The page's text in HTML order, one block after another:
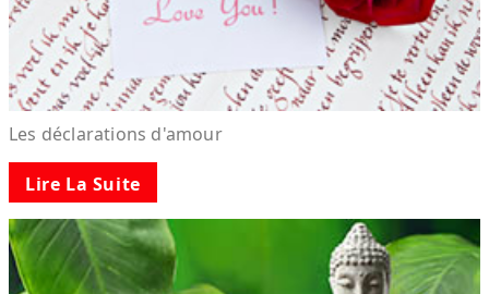
Les déclarations d'amour
Lire La Suite